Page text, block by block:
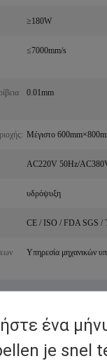
ένα
je snel
≥180W
≤7000mm/s
0.01mm
Μέγιστο
AC220V 50Hz/
υδρόψυξη
CE / ISO / FDA SGS /
Υπηρεσία μηχανικών
λέιζερ για σάλ Fiber